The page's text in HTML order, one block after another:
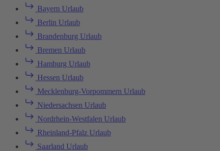
Bayern Urlaub
Berlin Urlaub
Brandenburg Urlaub
Bremen Urlaub
Hamburg Urlaub
Hessen Urlaub
Mecklenburg-Vorpommern Urlaub
Niedersachsen Urlaub
Nordrhein-Westfalen Urlaub
Rheinland-Pfalz Urlaub
Saarland Urlaub